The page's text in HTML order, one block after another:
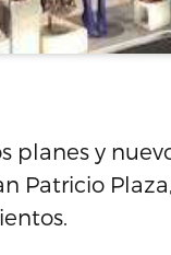
planes y
Patricio